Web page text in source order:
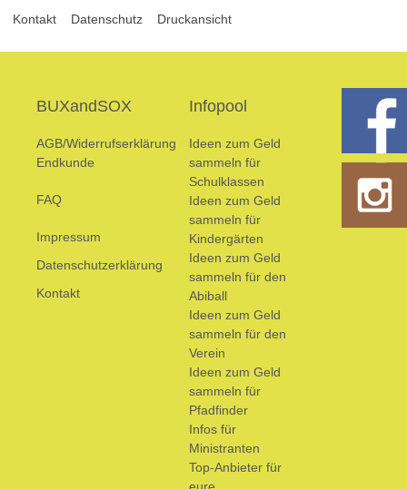
Kontakt Datenschutz Druckansicht
BUXandSOX
AGB/Widerrufserklärung
Endkunde
FAQ
Impressum
Datenschutzerklärung
Kontakt
Infopool
Ideen zum Geld
sammeln für
Schulklassen
Ideen zum Geld
sammeln für
Kindergärten
Ideen zum Geld
sammeln für den
Abiball
Ideen zum Geld
sammeln für den
Verein
Ideen zum Geld
sammeln für
Pfadfinder
Infos für
Ministranten
Top-Anbieter für